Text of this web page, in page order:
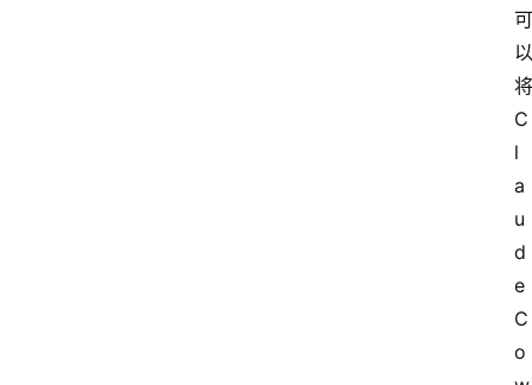
可
以
将
C
l
a
u
d
e
C
o